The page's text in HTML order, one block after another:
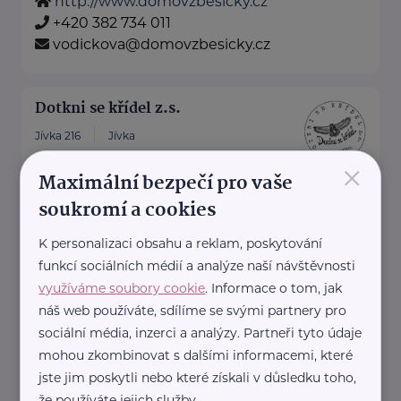
+420 382 734 011
vodickova@domovzbesicky.cz
Dotkni se křídel z.s.
Jívka 216 Jívka
s.
je nezisková organizace
zaměřená na falcony terapii,
environmentální vzdělávání a
osvětu.
Prostřednictvím ...
http://dotknisekridel.cz/
×
Maximální bezpečí pro vaše
soukromí a cookies
K personalizaci obsahu a reklam, poskytování
funkcí sociálních médií a analýze naší návštěvnosti
využíváme soubory cookie. Informace o tom, jak
náš web používáte, sdílíme se svými partnery pro
sociální média, inzerci a analýzy. Partneři tyto údaje
mohou zkombinovat s dalšími informacemi, které
jste jim poskytli nebo které získali v důsledku toho,